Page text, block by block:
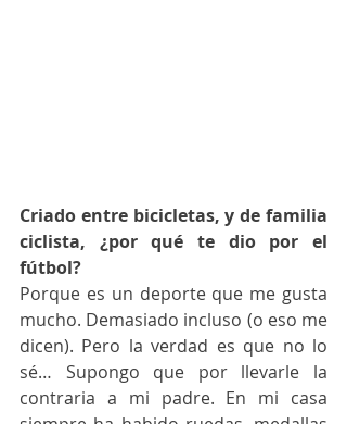
Criado entre bicicletas, y de familia
ciclista, ¿por qué te dio por el
fútbol?
Porque es un deporte que me gusta
mucho. Demasiado incluso (o eso me
dicen). Pero la verdad es que no lo
sé… Supongo que por llevarle la
contraria a mi padre. En mi casa